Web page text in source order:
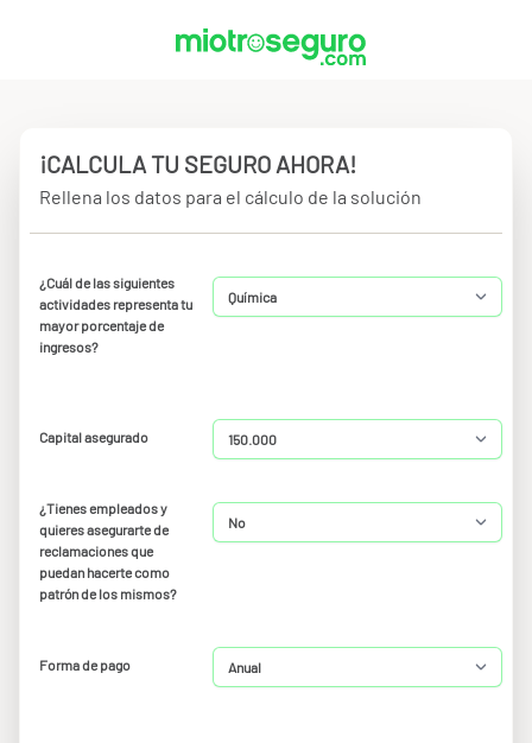
¡CALCULA TU SEGURO AHORA!
Rellena los datos para el cálculo de la solución
¿Cuál de las siguientes
actividades representa tu
mayor porcentaje de
ingresos?
Capital asegurado
¿Tienes empleados y
quieres asegurarte de
reclamaciones que
puedan hacerte como
patrón de los mismos?
Forma de pago